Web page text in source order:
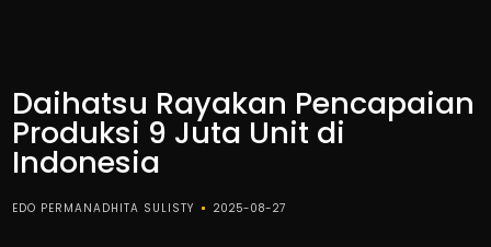
Daihatsu Rayakan Pencapaian
Produksi 9 Juta Unit di
Indonesia
EDO PERMANADHITA SULISTY 2025-08-27